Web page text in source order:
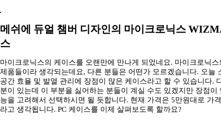
메쉬에 듀얼 챔버 디자인의 마이크로닉스
스
마이크로닉스의 케이스를 오랜만에 만나게 되었네요. 마이크로닉
제품들이라 생각되는데요, 다른 분들은 어떤가 모르겠습니다. 오늘
공간 효율 및 발열 관리에 장점이 많은 케이스라고 할 수 있습니다.
분이 있는데 이 부분을 싫어하는 분들이 계실 수도 있겠지만 장점
능을 고려해서 선택하시면 될 듯합니다. 현재 가격은 5만원대로 가
라고 생각됩니다. PC 케이스를 이제 살펴보도록 할까요?